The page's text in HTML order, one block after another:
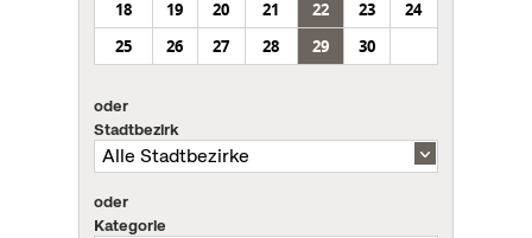
18
19 20 21 22 23
24
25
26 27 28 29 30
oder
Stadtbezirk
oder
Kategorie